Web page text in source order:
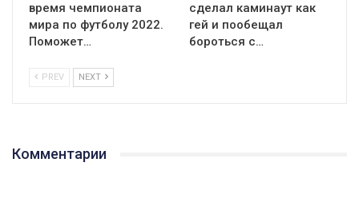
время чемпионата
мира по футболу 2022.
Поможет…
сделал каминаут как
гей и пообещал
бороться с…
PREV NEXT
Комментарии